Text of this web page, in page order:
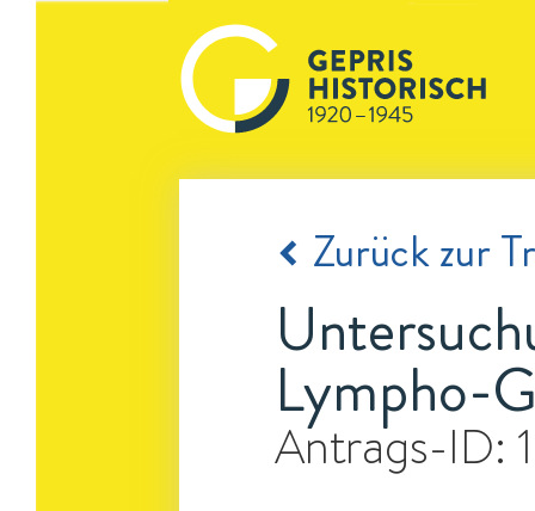
Zurück zur
Lympho-
Antrags-ID: